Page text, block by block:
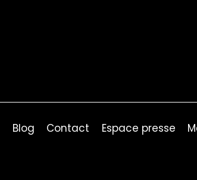
Blog Contact Espace presse